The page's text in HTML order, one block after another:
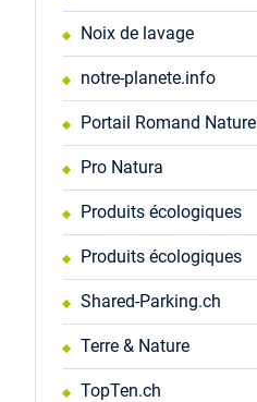
Noix de lavage
notre-planete.info
Portail Romand Nature
Pro Natura
Produits écologiques
Produits écologiques
Shared-Parking.ch
Terre & Nature
TopTen.ch